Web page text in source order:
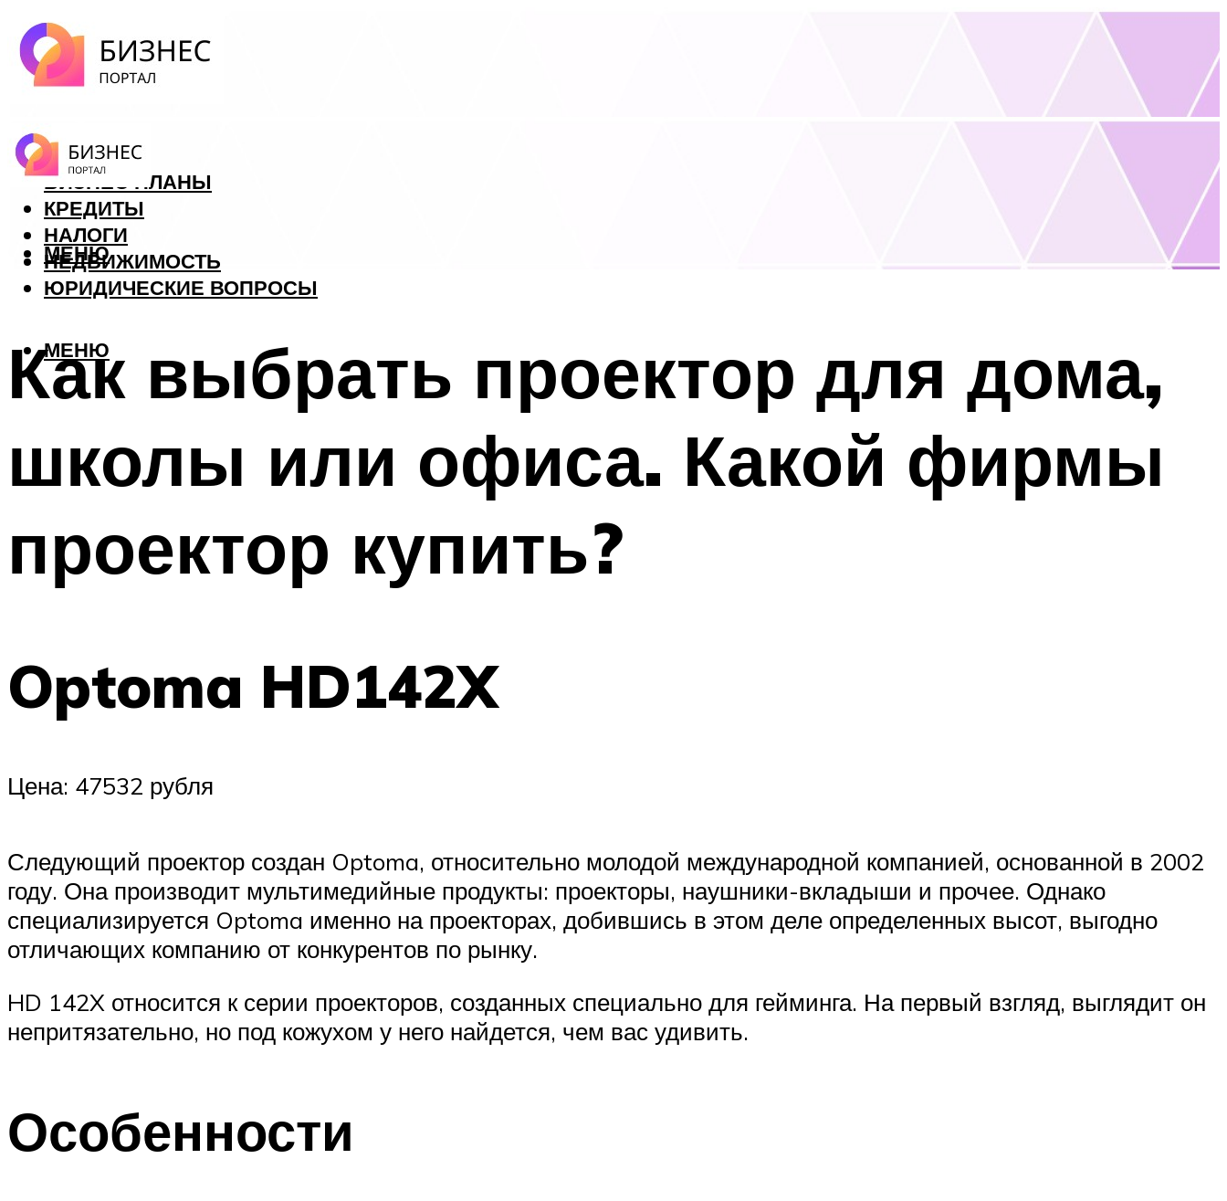
ФОРЕКС
БИЗНЕС ПЛАНЫ
КРЕДИТЫ
НАЛОГИ
НЕДВИЖИМОСТЬ
ЮРИДИЧЕСКИЕ ВОПРОСЫ
МЕНЮ
МЕНЮ
Как выбрать проектор для дома,
школы или офиса. Какой фирмы
проектор купить?
Optoma HD142X
Цена: 47532 рубля
Следующий проектор создан Optoma, относительно молодой международной компанией, основанной в 2002
году. Она производит мультимедийные продукты: проекторы, наушники-вкладыши и прочее. Однако
специализируется Optoma именно на проекторах, добившись в этом деле определенных высот, выгодно
отличающих компанию от конкурентов по рынку.
HD 142X относится к серии проекторов, созданных специально для гейминга. На первый взгляд, выглядит он
непритязательно, но под кожухом у него найдется, чем вас удивить.
Особенности